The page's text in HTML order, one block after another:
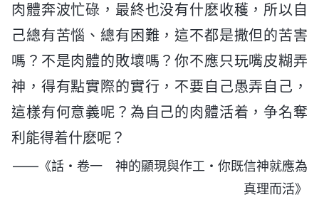
肉體奔波忙碌，最終也没有什麽收穫，所以自
己總有苦惱、總有困難，這不都是撒但的苦害
嗎？不是肉體的敗壞嗎？你不應只玩嘴皮糊弄
神，得有點實際的實行，不要自己愚弄自己，
這樣有何意義呢？為自己的肉體活着，争名奪
利能得着什麽呢？
——《話・卷一 神的顯現與作工・你既信神就應為
真理而活》